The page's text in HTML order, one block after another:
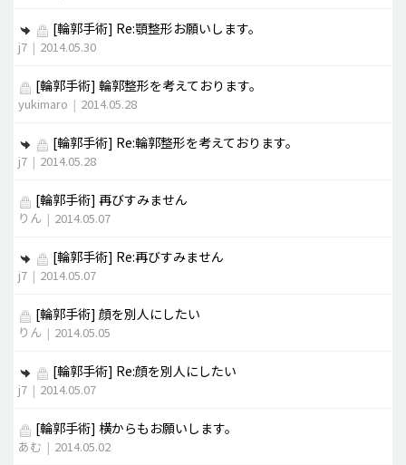
[輪郭手術] Re:顎整形お願いします。
j7 | 2014.05.30
[輪郭手術] 輪郭整形を考えております。
yukimaro | 2014.05.28
[輪郭手術] Re:輪郭整形を考えております。
j7 | 2014.05.28
[輪郭手術] 再びすみません
りん | 2014.05.07
[輪郭手術] Re:再びすみません
j7 | 2014.05.07
[輪郭手術] 顔を別人にしたい
りん | 2014.05.05
[輪郭手術] Re:顔を別人にしたい
j7 | 2014.05.07
[輪郭手術] 横からもお願いします。
あむ | 2014.05.02